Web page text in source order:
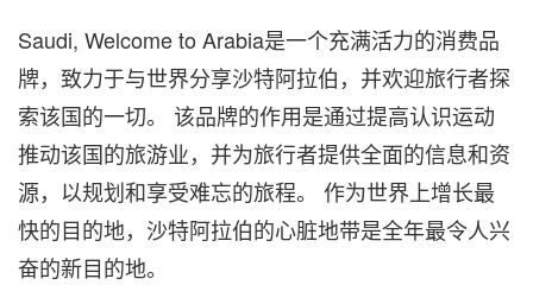
Saudi, Welcome to Arabia是一个充满活力的消费品
牌，致力于与世界分享沙特阿拉伯，并欢迎旅行者探
索该国的一切。 该品牌的作用是通过提高认识运动
推动该国的旅游业，并为旅行者提供全面的信息和资
源，以规划和享受难忘的旅程。 作为世界上增长最
快的目的地，沙特阿拉伯的心脏地带是全年最令人兴
奋的新目的地。